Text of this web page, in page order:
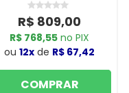
R$ 809,00
R$ 768,55 no PIX
ou 12x de R$ 67,42
COMPRAR